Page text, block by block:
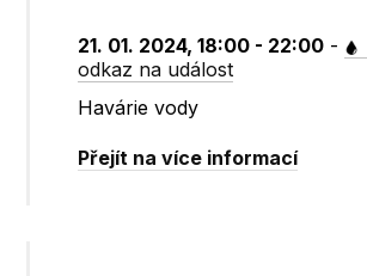
21. 01. 2024, 18:00 - 22:00 -
odkaz na událost
Havárie vody
Přejít na více informací